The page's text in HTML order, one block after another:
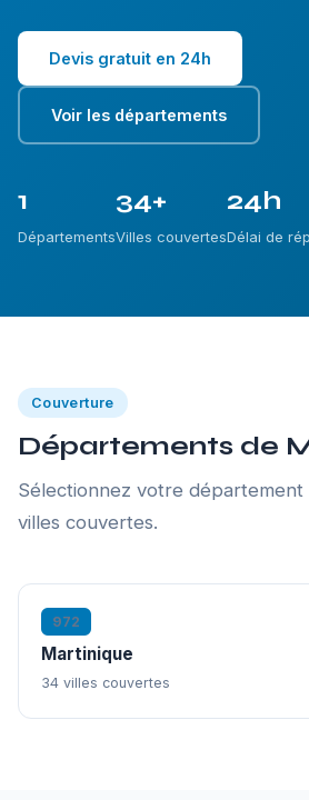
Devis gratuit en 24h
Voir les départements
1
Départements
34+
Villes couvertes
24h
Délai de
Couverture
Départements de
Sélectionnez votre
villes couvertes.
972
Martinique
34 villes couvertes